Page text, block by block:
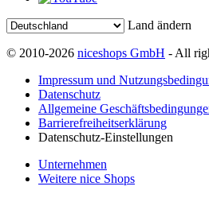
Land ändern
© 2010-2026 niceshops GmbH - All
Impressum und
Datenschutz
Allgemeine
Barrierefreiheitserklärung
Datenschutz-Einstellungen
Unternehmen
Weitere nice Shops